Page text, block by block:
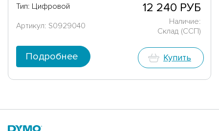
Тип: Цифровой
Артикул: S0929040
12 240 РУБ
Наличие:
Склад (ССП)
Подробнее Купить